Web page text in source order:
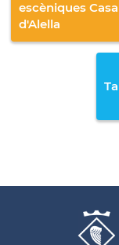
escèniques
d'Alella